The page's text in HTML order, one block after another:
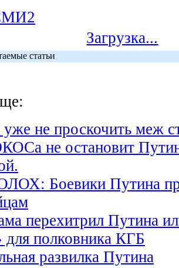
Загрузка...
статьи
не проскочить меж
не остановит
Боевики Путина
перехитрил Путина
для полковника КГБ
развилка Путина